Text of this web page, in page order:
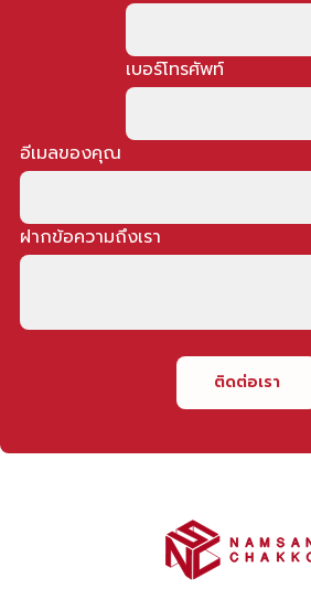
เบอร์โทรศัพท์
อีเมลของคุณ
ฝากข้อความถึงเรา
ติดต่อเรา